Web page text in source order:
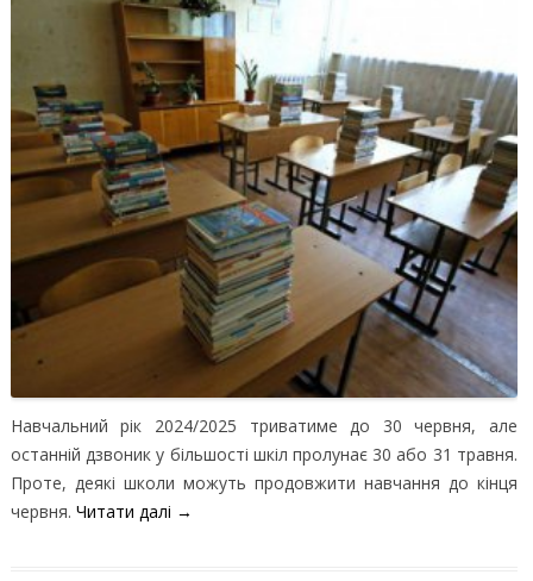
Навчальний рік 2024/2025 триватиме до 30 червня, але
останній дзвоник у більшості шкіл пролунає 30 або 31 травня.
Проте, деякі школи можуть продовжити навчання до кінця
червня. Читати далі →